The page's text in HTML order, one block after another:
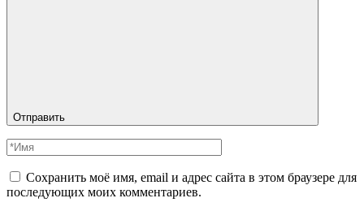
Отправить
Сохранить моё имя, email и адрес сайта в этом браузере для
последующих моих комментариев.